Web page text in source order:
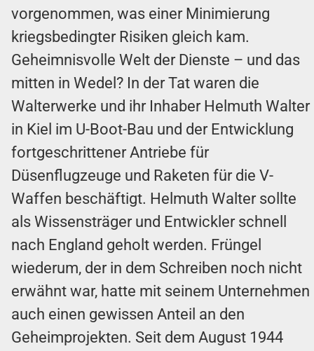
vorgenommen, was einer Minimierung
kriegsbedingter Risiken gleich kam.
Geheimnisvolle Welt der Dienste – und das
mitten in Wedel? In der Tat waren die
Walterwerke und ihr Inhaber Helmuth Walter
in Kiel im U-Boot-Bau und der Entwicklung
fortgeschrittener Antriebe für
Düsenflugzeuge und Raketen für die V-
Waffen beschäftigt. Helmuth Walter sollte
als Wissensträger und Entwickler schnell
nach England geholt werden. Früngel
wiederum, der in dem Schreiben noch nicht
erwähnt war, hatte mit seinem Unternehmen
auch einen gewissen Anteil an den
Geheimprojekten. Seit dem August 1944